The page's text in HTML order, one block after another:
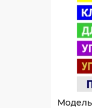
Модель: